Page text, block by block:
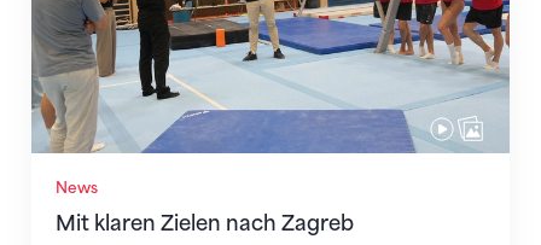
News
Mit klaren Zielen nach Zagreb